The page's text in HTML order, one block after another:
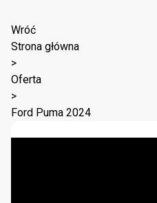
Wróć
Strona główna
>
Oferta
>
Ford Puma 2024